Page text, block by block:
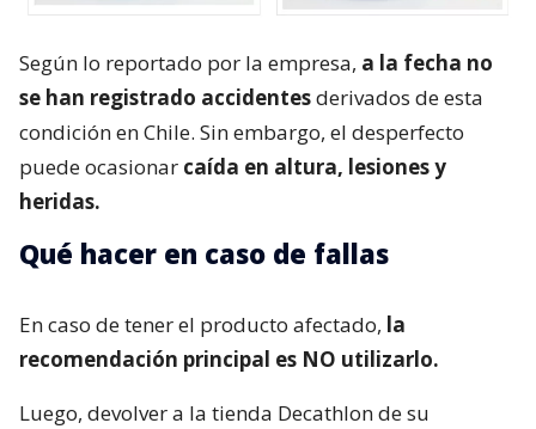
Según lo reportado por la empresa, a la fecha no
se han registrado accidentesderivados de esta
condición en Chile. Sin embargo, el desperfecto
puede ocasionar caída en altura, lesiones y
heridas.
Qué hacer en caso de fallas
En caso de tener el producto afectado, la
recomendación principal es NO utilizarlo.
Luego, devolver a la tienda Decathlon de su